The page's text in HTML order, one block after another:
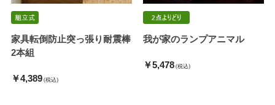
家具転倒防止突っ張り耐震棒
2本組
￥4,389 (税込)
我が家のランプアニマル
￥5,478 (税込)